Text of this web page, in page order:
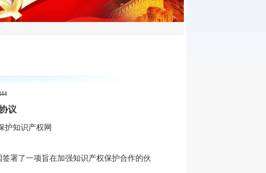
议
护知识产权网
署了一项旨在加强知识产权保护合作的伙